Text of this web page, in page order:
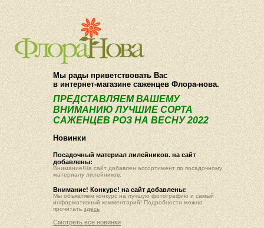
О компании Как купить
Мы рады приветствовать Вас
в интернет-магазине саженцев Флора-нова.
ПРЕДСТАВЛЯЕМ ВАШЕМУ
ВНИМАНИЮ ЛУЧШИЕ СОРТА
САЖЕНЦЕВ РОЗ НА ВЕСНУ 2022
Новинки
Посадочный материал лилейников. на сайт
добавлены:
Внимание!На сайт добавлен ассортимент по посадочному
материалу лилейников.
Внимание! Конкурс! на сайт добавлены:
Мы объявляем конкурс на лучшую фотографию и самый
информативный комментарий! Подробности можно
прочитать здесь
Смотреть все новинки